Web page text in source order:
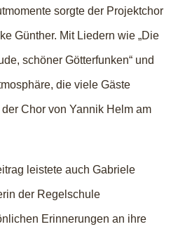
sorgte der Projektchor
Günther. Mit Liedern wie „Die
schöner Götterfunken“ und
die viele Gäste
Chor von Yannik Helm am
leistete auch Gabriele
der Regelschule
Erinnerungen an ihre